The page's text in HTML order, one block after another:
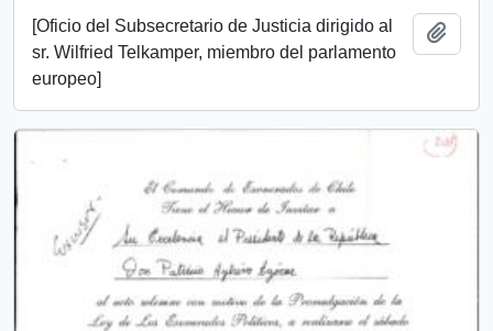
[Oficio del Subsecretario de Justicia dirigido al
sr. Wilfried Telkamper, miembro del parlamento
europeo]